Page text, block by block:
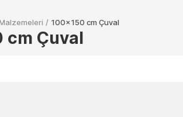
/ 100x150 cm Çuval
cm Çuval